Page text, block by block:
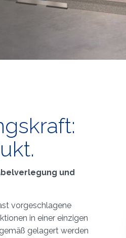
und
vorgeschlagene
in einer einzigen
gelagert werden